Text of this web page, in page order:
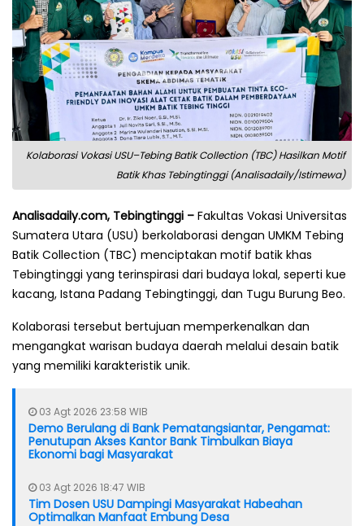
Kolaborasi Vokasi USU–Tebing Batik Collection (TBC) Hasilkan Motif
Batik Khas Tebingtinggi (Analisadaily/Istimewa)
Analisadaily.com, Tebingtinggi – Fakultas Vokasi Universitas
Sumatera Utara (USU) berkolaborasi dengan UMKM Tebing
Batik Collection (TBC) menciptakan motif batik khas
Tebingtinggi yang terinspirasi dari budaya lokal, seperti kue
kacang, Istana Padang Tebingtinggi, dan Tugu Burung Beo.
Kolaborasi tersebut bertujuan memperkenalkan dan
mengangkat warisan budaya daerah melalui desain batik
yang memiliki karakteristik unik.
03 Agt 2026 23:58 WIB
Demo Berulang di Bank Pematangsiantar, Pengamat:
Penutupan Akses Kantor Bank Timbulkan Biaya
Ekonomi bagi Masyarakat
03 Agt 2026 18:47 WIB
Tim Dosen USU Dampingi Masyarakat Habeahan
Optimalkan Manfaat Embung Desa